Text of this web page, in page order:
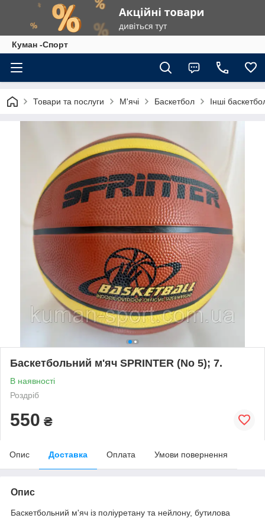
Куман -Спорт
Товари та послуги М'ячі Баскетбол Інші
Баскетбольний м'яч SPRINTER (No 5); 7.
В наявності
Роздріб
550 ₴
Опис Доставка Оплата Умови повернення
Опис
Баскетбольний м'яч із поліуретану та нейлону, бутилова